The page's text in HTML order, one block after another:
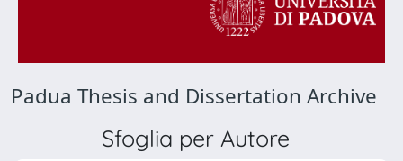
Padua Thesis and Dissertation Archive
Sfoglia per Autore